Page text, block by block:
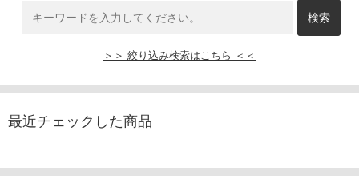
＞＞ 絞り込み検索はこちら ＜＜
最近チェックした商品